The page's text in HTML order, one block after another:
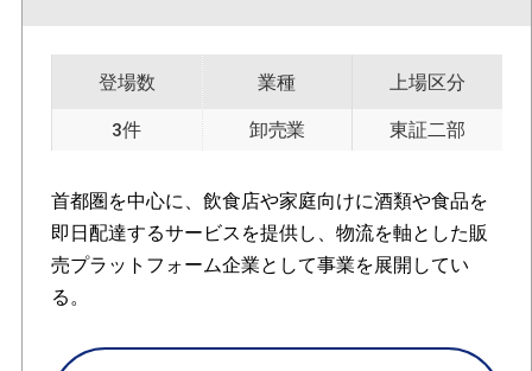
登場数
3件
業種
卸売業
上場区分
東証二部
首都圏を中心に、飲食店や家庭向けに酒類や食品を
即日配達するサービスを提供し、物流を軸とした販
売プラットフォーム企業として事業を展開してい
る。